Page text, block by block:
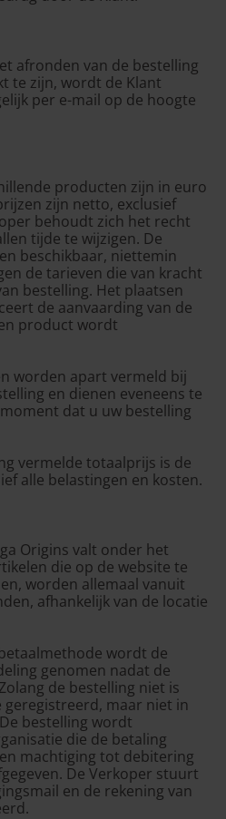
afronden van de bestelling
te zijn, wordt de Klant
per e-mail op de hoogte
producten zijn in euro
zijn netto, exclusief
behoudt zich het recht
tijde te wijzigen. De
beschikbaar, niettemin
de tarieven die van kracht
bestelling. Het plaatsen
de aanvaarding van de
product wordt
worden apart vermeld bij
en dienen eveneens te
dat u uw bestelling
vermelde totaalprijs is de
alle belastingen en kosten.
Origins valt onder het
die op de website te
worden allemaal vanuit
afhankelijk van de locatie
wordt de
genomen nadat de
de bestelling niet is
maar niet in
bestelling wordt
die de betaling
machtiging tot debitering
De Verkoper stuurt
en de rekening van